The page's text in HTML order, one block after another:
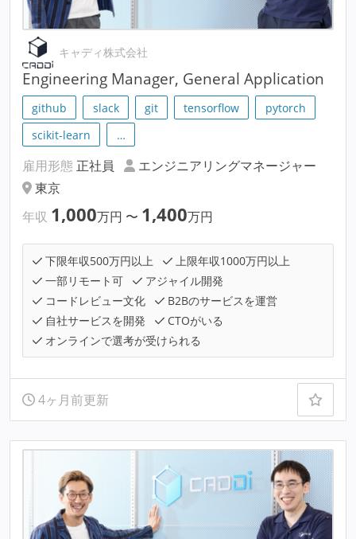
キャディ株式会社
Engineering Manager, General Application
github slack git tensorflow
pytorch
scikit-learn
…
雇用形態 正社員
エンジニアリングマネージャー
東京
年収 1,000万円 〜 1,400万円
下限年収500万円以上
上限年収1000万円以上
一部リモート可
アジャイル開発
コードレビュー文化
B2Bのサービスを運営
自社サービスを開発
CTOがいる
オンラインで選考が受けられる
4ヶ月前更新